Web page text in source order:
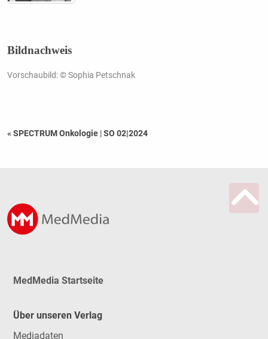
Bildnachweis
Vorschaubild: © Sophia Petschnak
« SPECTRUM Onkologie |SO 02|2024
MedMedia Startseite
Über unseren Verlag
Mediadaten